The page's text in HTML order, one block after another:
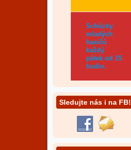
Schůzky
mladých
hasičů
každý
pátek od 15
hodin.
Sledujte nás i na FB!